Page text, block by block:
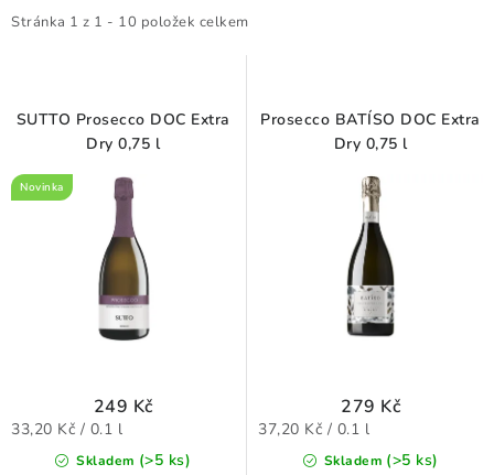
i
r
d
u
Stránka 1 z 1 - 10 položek celkem
e
p
o
d
SUTTO Prosecco DOC Extra
Dry 0,75 l
Novinka
Skladem (>5 ks)
249 Kč
Měrná
33,20 Kč / 0.1 l
Prosecco BATÍSO DOC Extra
Dry 0,75 l
Skladem (>5 ks)
279 Kč
Měrná
37,20 Kč / 0.1 l